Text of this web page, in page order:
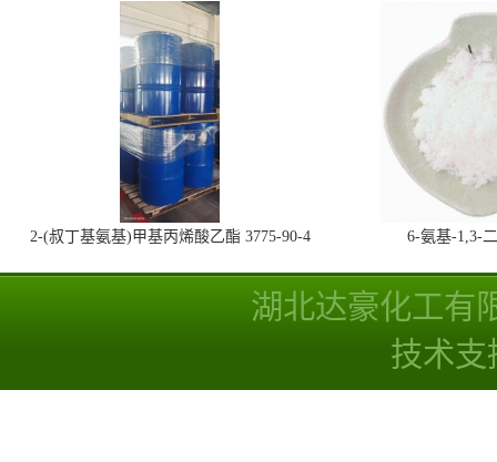
2-(叔丁基氨基)甲基丙烯酸乙酯 3775-90-4 6-氨基-1,3-
湖北达豪化工有
技术